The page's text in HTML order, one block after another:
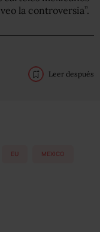
la controversia”.
Leer después
EU MEXICO